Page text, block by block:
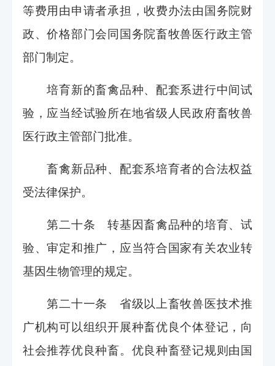
等费用由申请者承担，收费办法由国务院财
政、价格部门会同国务院畜牧兽医行政主管
部门制定。
培育新的畜禽品种、配套系进行中间试
验，应当经试验所在地省级人民政府畜牧兽
医行政主管部门批准。
畜禽新品种、配套系培育者的合法权益
受法律保护。
第二十条 转基因畜禽品种的培育、试
验、审定和推广，应当符合国家有关农业转
基因生物管理的规定。
第二十一条 省级以上畜牧兽医技术推
广机构可以组织开展种畜优良个体登记，向
社会推荐优良种畜。优良种畜登记规则由国